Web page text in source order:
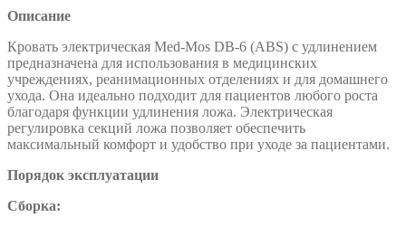
Описание
Кровать электрическая Med-Mos DB-6 (ABS) с удлинением
предназначена для использования в медицинских
учреждениях, реанимационных отделениях и для домашнего
ухода. Она идеально подходит для пациентов любого роста
благодаря функции удлинения ложа. Электрическая
регулировка секций ложа позволяет обеспечить
максимальный комфорт и удобство при уходе за пациентами.
Порядок эксплуатации
Сборка: